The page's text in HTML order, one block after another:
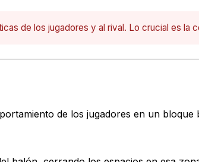
de los jugadores y al rival. Lo crucial es la
de los jugadores en un bloque